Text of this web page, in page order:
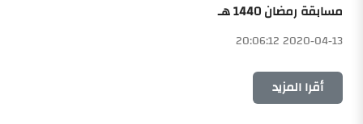
مسابقة رمضان 1440 هـ
2020-04-13 20:06:12
أقرا المزيد